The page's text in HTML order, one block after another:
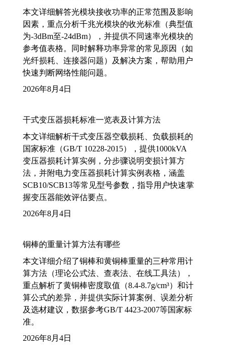
本文详细解答光模块接收功率的正常范围及影响
因素，重点分析千兆光模块的收光标准（典型值
为-3dBm至-24dBm），并提供不同速率光模块的
参考值表格。同时解释功率异常的常见原因（如
光纤损耗、连接器问题）及解决方案，帮助用户
快速判断网络性能问题。
2026年8月4日
干式变压器损耗标准一览表及计算方法
本文详细解析干式变压器空载损耗、负载损耗的
国家标准（GB/T 10228-2015），提供1000kVA
变压器损耗计算实例，分步骤说明变损计算方
法，并附电力变压器损耗计算实例表格，涵盖
SCB10/SCB13等常见型号参数，指导用户快速掌
握变压器能效评估要点。
2026年8月4日
铜棒的重量计算方法有哪些
本文详细介绍了铜棒和黄铜棒重量的三种常用计
算方法（理论公式法、查表法、在线工具法），
重点解析了黄铜棒密度取值（8.4-8.7g/cm³）和计
算公式的差异，并提供实际计算案例、误差分析
及选材建议，数据参考GB/T 4423-2007等国家标
准。
2026年8月4日